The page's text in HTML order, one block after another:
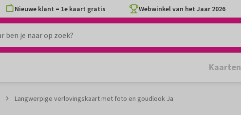
Nieuwe klant = 1e kaart gratis Webwinkel van het Jaar 2026
Kaarten
Langwerpige verlovingskaart met foto en goudlook Ja